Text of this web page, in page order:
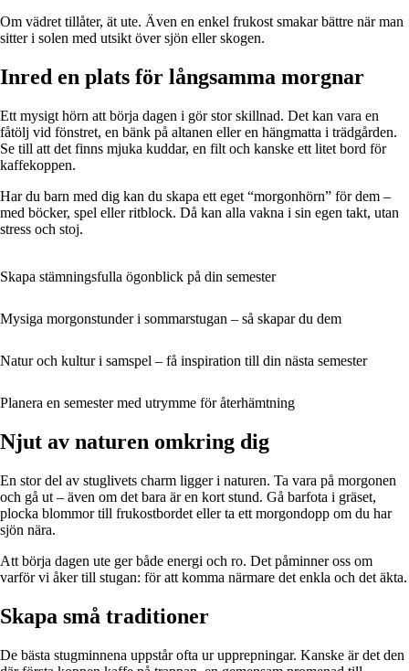
Om vädret tillåter, ät ute. Även en enkel frukost smakar bättre när man
sitter i solen med utsikt över sjön eller skogen.
Inred en plats för långsamma morgnar
Ett mysigt hörn att börja dagen i gör stor skillnad. Det kan vara en
fåtölj vid fönstret, en bänk på altanen eller en hängmatta i trädgården.
Se till att det finns mjuka kuddar, en filt och kanske ett litet bord för
kaffekoppen.
Har du barn med dig kan du skapa ett eget “morgonhörn” för dem –
med böcker, spel eller ritblock. Då kan alla vakna i sin egen takt, utan
stress och stoj.
Skapa stämningsfulla ögonblick på din semester
Mysiga morgonstunder i sommarstugan – så skapar du dem
Natur och kultur i samspel – få inspiration till din nästa semester
Planera en semester med utrymme för återhämtning
Njut av naturen omkring dig
En stor del av stuglivets charm ligger i naturen. Ta vara på morgonen
och gå ut – även om det bara är en kort stund. Gå barfota i gräset,
plocka blommor till frukostbordet eller ta ett morgondopp om du har
sjön nära.
Att börja dagen ute ger både energi och ro. Det påminner oss om
varför vi åker till stugan: för att komma närmare det enkla och det äkta.
Skapa små traditioner
De bästa stugminnena uppstår ofta ur upprepningar. Kanske är det den